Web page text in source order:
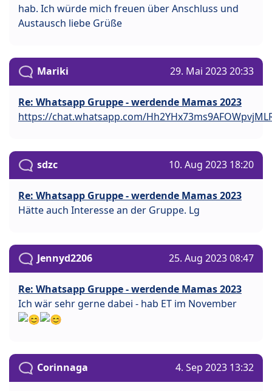
hab. Ich würde mich freuen über Anschluss und
Austausch liebe Grüße
Mariki 29. Mai 2023 20:33
Re: Whatsapp Gruppe - werdende Mamas 2023
https://chat.whatsapp.com/
sdzc 10. Aug 2023 18:20
Re: Whatsapp Gruppe - werdende Mamas 2023
Hätte auch Interesse an der Gruppe. Lg
Jennyd2206 25. Aug 2023 08:47
Re: Whatsapp Gruppe - werdende Mamas 2023
Ich wär sehr gerne dabei - hab ET im November
Corinnaga 4. Sep 2023 13:32